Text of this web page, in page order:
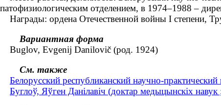
патофизиологическим отделением, в 1974–1988 –
Награды: ордена Отечественной войны I степени,
Вариантная форма
Buglov, Evgenij Danilovič (род. 1924)
См. также
Белорусский республиканский научно-
Буглоў, Яўген Данілавіч (доктар медыцынскіх навук